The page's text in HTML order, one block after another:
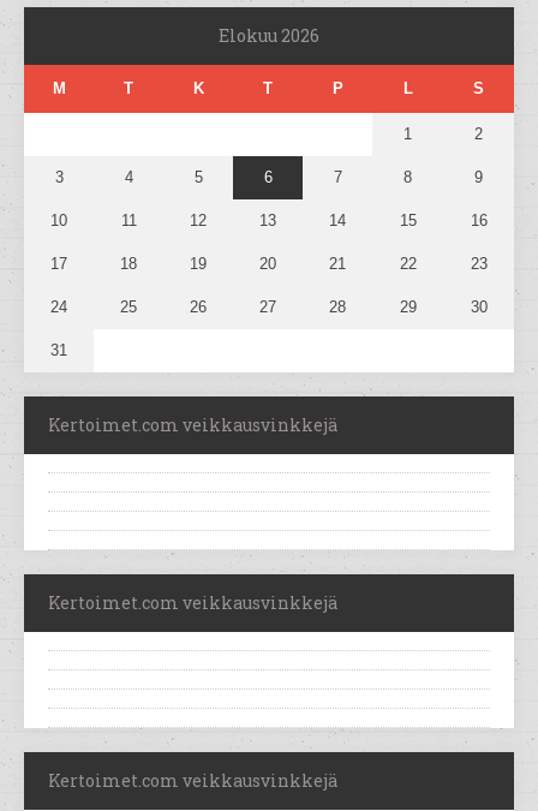
Elokuu 2026
M T K T P L S
1 2
3 4 5 6 7 8 9
10 11 12 13 14 15 16
17 18 19 20 21 22 23
24 25 26 27 28 29 30
31
Kertoimet.com veikkausvinkkejä
Kertoimet.com veikkausvinkkejä
Kertoimet.com veikkausvinkkejä